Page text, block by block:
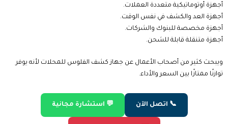
أجهزة أوتوماتيكية متعددة العملات.
أجهزة العد والكشف في نفس الوقت.
أجهزة مخصصة للبنوك والشركات.
أجهزة متنقلة قابلة للشحن.
ويبحث كثير من أصحاب الأعمال عن جهاز كشف الفلوس للمحلات لأنه يوفر
توازنًا ممتازًا بين السعر والأداء.
📞 اتصل الآن 💬 استشارة مجانية